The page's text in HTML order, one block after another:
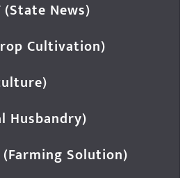
(State News)
Cultivation)
Husbandry)
(Farming Solution)